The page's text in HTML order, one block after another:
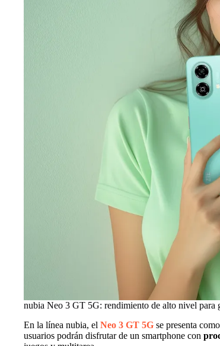
nubia Neo 3 GT 5G: rendimiento de alto nivel para
En la línea nubia, el Neo 3 GT 5G se presenta
usuarios podrán disfrutar de un smartphone con